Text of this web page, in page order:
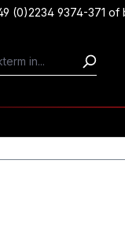
(0)2234 9374-371 of